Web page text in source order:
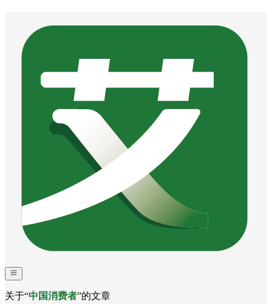
关于“中国消费者”的文章